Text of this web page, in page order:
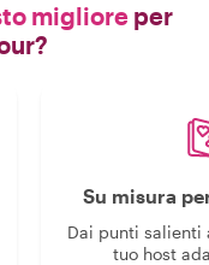
migliore per
Su misura
Dai punti salienti
tuo host